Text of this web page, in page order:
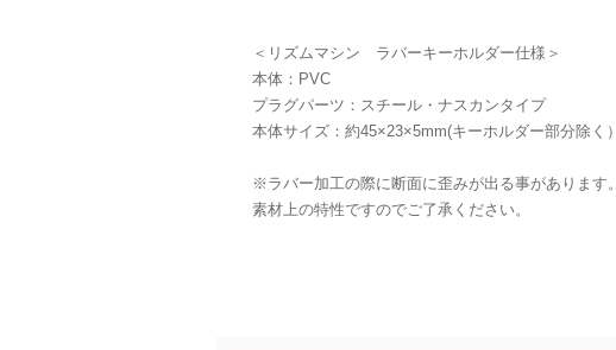
＜リズムマシン ラバーキーホルダー仕様＞
本体：PVC
プラグパーツ：スチール・ナスカンタイプ
本体サイズ：約45×23×5mm(キーホルダー部分除く）
※ラバー加工の際に断面に歪みが出る事があります。
素材上の特性ですのでご了承ください。